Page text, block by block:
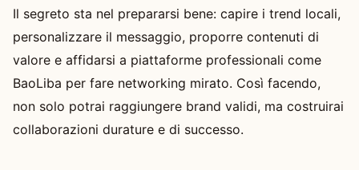
Il segreto sta nel prepararsi bene: capire i trend locali,
personalizzare il messaggio, proporre contenuti di
valore e affidarsi a piattaforme professionali come
BaoLiba per fare networking mirato. Così facendo,
non solo potrai raggiungere brand validi, ma costruirai
collaborazioni durature e di successo.